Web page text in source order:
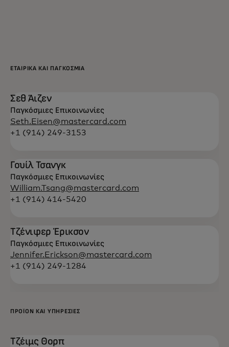
Για καινοτόμους
ΕΤΑΙΡΙΚΆ ΚΑΙ ΠΑΓΚΌΣΜΙΑ
Σεθ Άιζεν
Παγκόσμιες Επικοινωνίες
Seth.Eisen@mastercard.com
+1 (914) 249-3153
Γουίλ Τσανγκ
Παγκόσμιες Επικοινωνίες
William.Tsang@mastercard.com
+1 (914) 414-5420
Τζένιφερ Έρικσον
Παγκόσμιες Επικοινωνίες
Jennifer.Erickson@mastercard.com
+1 (914) 249-1284
ΠΡΟΪΌΝ ΚΑΙ ΥΠΗΡΕΣΊΕΣ
Τζέιμς Θορπ